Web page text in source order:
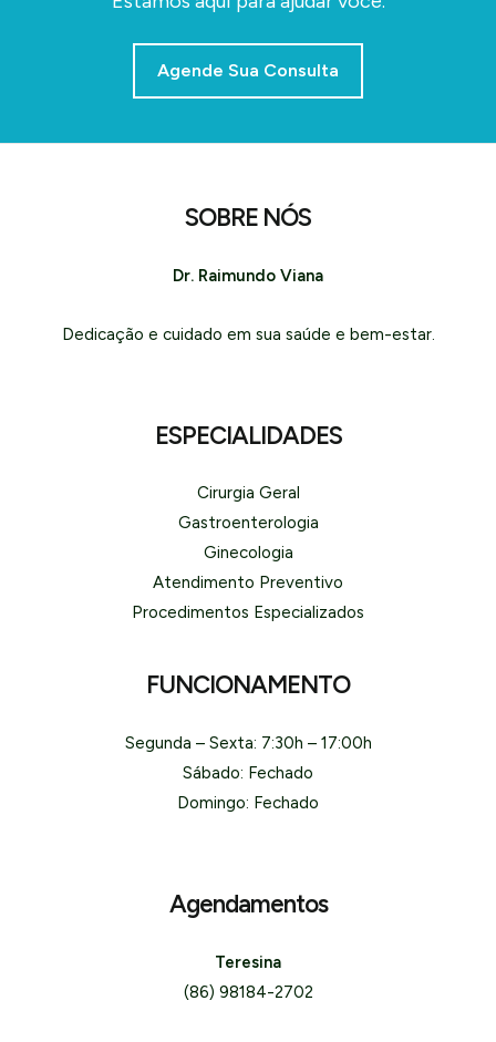
Agende Sua Consulta
SOBRE NÓS
Dr. Raimundo Viana
Dedicação e cuidado em sua saúde e bem-estar.
ESPECIALIDADES
Cirurgia Geral
Gastroenterologia
Ginecologia
Atendimento Preventivo
Procedimentos Especializados
FUNCIONAMENTO
Segunda – Sexta: 7:30h – 17:00h
Sábado: Fechado
Domingo: Fechado
Agendamentos
Teresina
(86) 98184-2702